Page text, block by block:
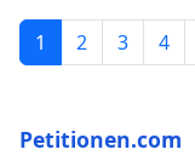
1 2 3 4
Petitionen.com